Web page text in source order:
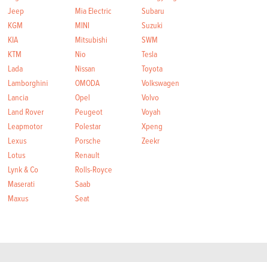
Jeep
KGM
KIA
KTM
Lada
Lamborghini
Lancia
Land Rover
Leapmotor
Lexus
Lotus
Lynk & Co
Maserati
Maxus
Mia Electric
MINI
Mitsubishi
Nio
Nissan
OMODA
Opel
Peugeot
Polestar
Porsche
Renault
Rolls-Royce
Saab
Seat
Subaru
Suzuki
SWM
Tesla
Toyota
Volkswagen
Volvo
Voyah
Xpeng
Zeekr